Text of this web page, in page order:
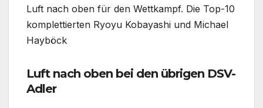
Luft nach oben für den Wettkampf. Die Top-10
komplettierten Ryoyu Kobayashi und Michael
Hayböck
Luft nach oben bei den übrigen DSV-
Adler